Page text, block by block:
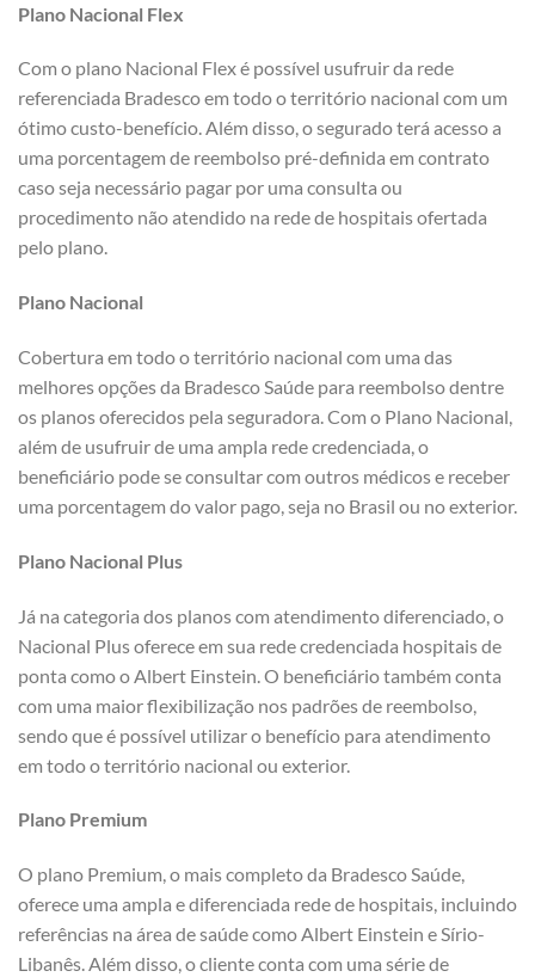
Plano Nacional Flex
Com o plano Nacional Flex é possível usufruir da rede
referenciada Bradesco em todo o território nacional com um
ótimo custo-benefício. Além disso, o segurado terá acesso a
uma porcentagem de reembolso pré-definida em contrato
caso seja necessário pagar por uma consulta ou
procedimento não atendido na rede de hospitais ofertada
pelo plano.
Plano Nacional
Cobertura em todo o território nacional com uma das
melhores opções da Bradesco Saúde para reembolso dentre
os planos oferecidos pela seguradora. Com o Plano Nacional,
além de usufruir de uma ampla rede credenciada, o
beneficiário pode se consultar com outros médicos e receber
uma porcentagem do valor pago, seja no Brasil ou no exterior.
Plano Nacional Plus
Já na categoria dos planos com atendimento diferenciado, o
Nacional Plus oferece em sua rede credenciada hospitais de
ponta como o Albert Einstein. O beneficiário também conta
com uma maior flexibilização nos padrões de reembolso,
sendo que é possível utilizar o benefício para atendimento
em todo o território nacional ou exterior.
Plano Premium
O plano Premium, o mais completo da Bradesco Saúde,
oferece uma ampla e diferenciada rede de hospitais, incluindo
referências na área de saúde como Albert Einstein e Sírio-
Libanês. Além disso, o cliente conta com uma série de